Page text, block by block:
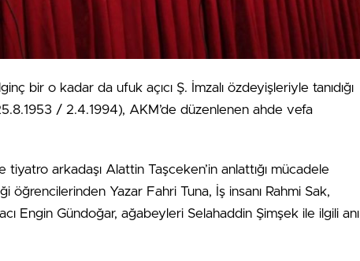
bir o kadar da ufuk açıcı Ş. İmzalı özdeyişleriyle tanıdığı
/ 2.4.1994), AKM’de düzenlenen ahde vefa
arkadaşı Alattin Taşceken’in anlattığı mücadele
öğrencilerinden Yazar Fahri Tuna, İş insanı Rahmi Sak,
Engin Gündoğar, ağabeyleri Selahaddin Şimşek ile ilgili anı